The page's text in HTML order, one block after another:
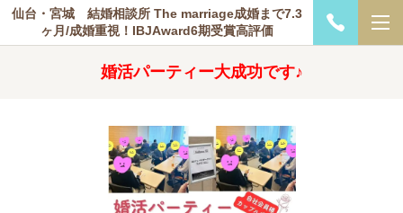
仙台・宮城 結婚相談所 The marriage成婚まで7.3
ヶ月/成婚重視！IBJAward6期受賞高評価
婚活パーティー大成功です♪